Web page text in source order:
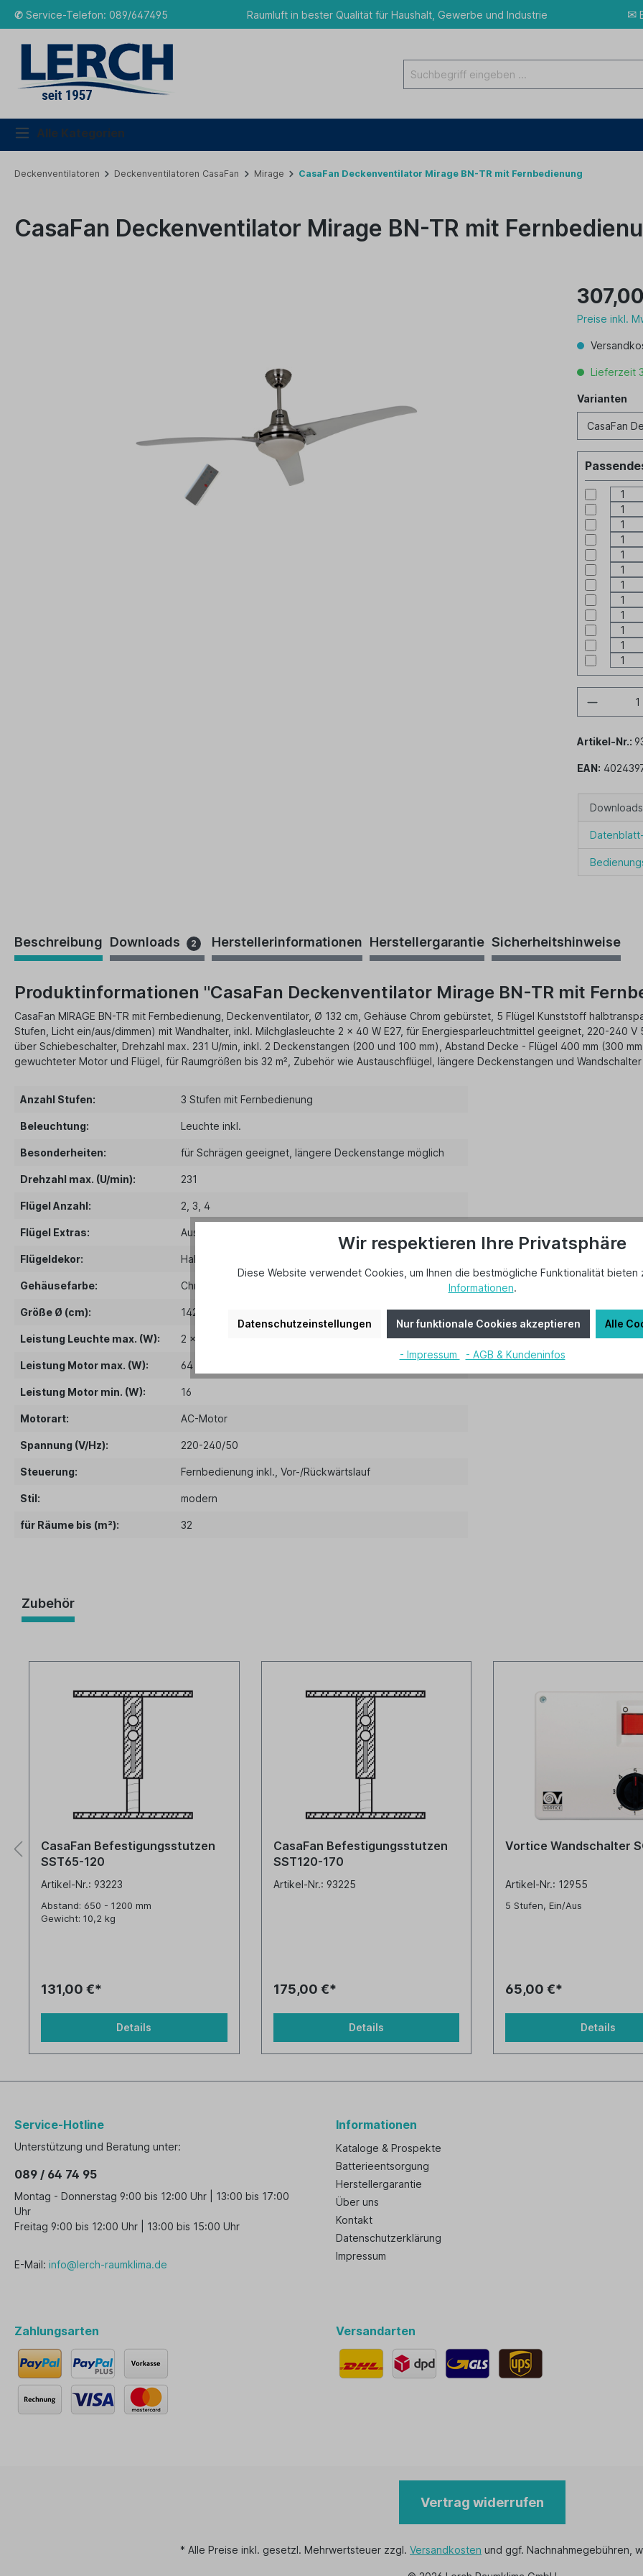
✆ Service-Telefon: 089/647495 Raumluft in bester Qualität für Haushalt, Gewerbe und Industrie ✉
Alle Kategorien
Deckenventilatoren Deckenventilatoren CasaFan Mirage CasaFan Deckenventilator Mirage BN-TR mit Fernbedienung
CasaFan Deckenventilator Mirage BN-TR mit
Preise inkl.
Lieferzeit
Varianten
Artikel-Nr.:
EAN:
Downloads
Beschreibung Downloads 2 Herstellerinformationen Herstellergarantie Sicherheitshinweise
Produktinformationen "CasaFan Deckenventilator Mirage BN-TR mit
CasaFan MIRAGE BN-TR mit Fernbedienung, Deckenventilator, Ø 132 cm, Gehäuse Chrom gebürstet, 5 Flügel Kunststoff
Stufen, Licht ein/aus/dimmen) mit Wandhalter, inkl. Milchglasleuchte 2 x 40 W E27, für Energiesparleuchtmittel geeignet, 220-240
über Schiebeschalter, Drehzahl max. 231 U/min, inkl. 2 Deckenstangen (200 und 100 mm), Abstand Decke - Flügel 400 mm (300
gewuchteter Motor und Flügel, für Raumgrößen bis 32 m², Zubehör wie Austauschflügel, längere Deckenstangen und
Anzahl Stufen: 3 Stufen mit Fernbedienung
Beleuchtung: Leuchte inkl.
Besonderheiten: für Schrägen geeignet , längere Deckenstange möglich
Drehzahl max. (U/min): 231
Flügel Anzahl: 2 , 3 , 4
Flügel Extras: Austauschflügel möglich
Flügeldekor: Halbtransparent
Gehäusefarbe: Chrom gebürstet
Größe Ø (cm): 142
Leistung Leuchte max. (W): 2 x 40
Leistung Motor max. (W): 64
Leistung Motor min. (W): 16
Motorart: AC-Motor
Spannung (V/Hz): 220-240/50
Steuerung: Fernbedienung inkl. , Vor-/Rückwärtslauf
Stil: modern
für Räume bis (m²): 32
Zubehör
CasaFan Befestigungsstutzen
SST65-120
Artikel-Nr.: 93223
Abstand: 650 - 1200 mm
Gewicht: 10,2 kg
131,00 €*
Details
CasaFan Befestigungsstutzen
SST120-170
Artikel-Nr.: 93225
175,00 €*
Details
Vortice Wandschalter
Artikel-Nr.: 12955
5 Stufen, Ein/Aus
65,00 €*
Details
Service-Hotline
Unterstützung und Beratung unter:
089 / 64 74 95
Montag - Donnerstag 9:00 bis 12:00 Uhr | 13:00 bis 17:00
Uhr
Freitag 9:00 bis 12:00 Uhr | 13:00 bis 15:00 Uhr
E-Mail: info@lerch-raumklima.de
Informationen
Kataloge & Prospekte
Batterieentsorgung
Herstellergarantie
Über uns
Kontakt
Datenschutzerklärung
Impressum
Zahlungsarten Versandarten
Vertrag widerrufen
* Alle Preise inkl. gesetzl. Mehrwertsteuer zzgl. Versandkosten und ggf. Nachnahmegebühren,
Wir respektieren Ihre Privatsphäre
Diese Website verwendet Cookies, um Ihnen die bestmögliche Funktionalität bieten
Informationen.
Datenschutzeinstellungen Nur funktionale Cookies akzeptieren Alle
- Impressum - AGB & Kundeninfos